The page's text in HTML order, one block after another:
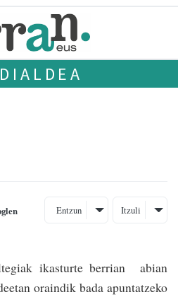
Entzun Itzuli
ikasturte be­rrian abian
oraindik bada apuntatzeko